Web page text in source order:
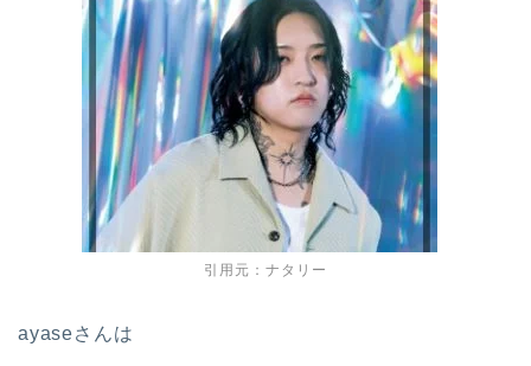
引用元：ナタリー
ayaseさんは